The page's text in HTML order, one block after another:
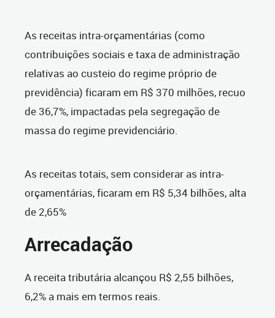
As receitas intra-orçamentárias (como
contribuições sociais e taxa de administração
relativas ao custeio do regime próprio de
previdência) ficaram em R$ 370 milhões, recuo
de 36,7%, impactadas pela segregação de
massa do regime previdenciário.
As receitas totais, sem considerar as intra-
orçamentárias, ficaram em R$ 5,34 bilhões, alta
de 2,65%
Arrecadação
A receita tributária alcançou R$ 2,55 bilhões,
6,2% a mais em termos reais.